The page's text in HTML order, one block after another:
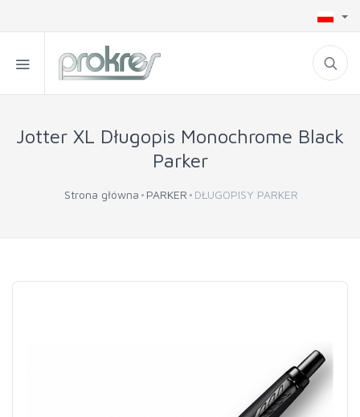
Jotter XL Długopis Monochrome Black
Parker
Strona główna PARKER DŁUGOPISY PARKER